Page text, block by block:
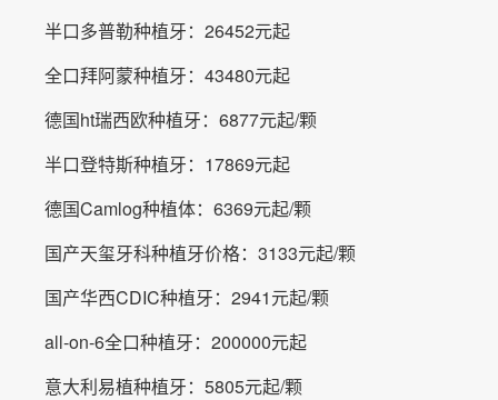
半口多普勒种植牙：26452元起
全口拜阿蒙种植牙：43480元起
德国ht瑞西欧种植牙：6877元起/颗
半口登特斯种植牙：17869元起
德国Camlog种植体：6369元起/颗
国产天玺牙科种植牙价格：3133元起/颗
国产华西CDIC种植牙：2941元起/颗
all-on-6全口种植牙：200000元起
意大利易植种植牙：5805元起/颗